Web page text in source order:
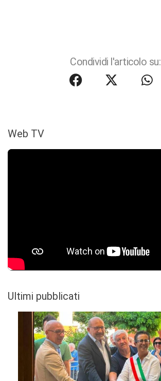
Condividi l'articolo su:
Web TV
Ultimi pubblicati